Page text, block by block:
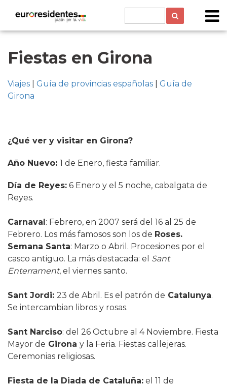
Fiestas en Girona
Viajes Guía de provincias españolas
Guía de
Girona
¿Qué ver y visitar en Girona?
Año Nuevo: 1 de Enero, fiesta familiar.
Día de Reyes: 6 Enero y el 5 noche, cabalgata de
Reyes.
Carnaval: Febrero, en 2007 será del 16 al 25 de
Febrero. Los más famosos son los de Roses.
Semana Santa: Marzo o Abril. Procesiones por el
casco antiguo. La más destacada: el Sant
Enterrament, el viernes santo.
Sant Jordi: 23 de Abril. Es el patrón de Catalunya.
Se intercambian libros y rosas.
Sant Narciso: del 26 Octubre al 4 Noviembre. Fiesta
Mayor de Girona y la Feria. Fiestas callejeras.
Ceremonias religiosas.
Fiesta de la Diada de Cataluña: el 11 de